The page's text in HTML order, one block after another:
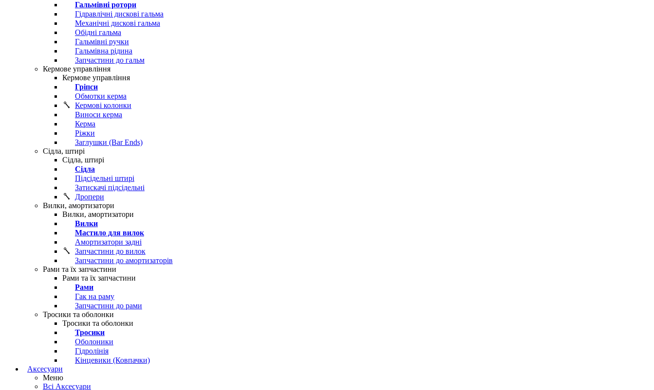
Гальмівні ротори
Гідравлічні дискові гальма
Механічні дискові гальма
Обідні гальма
Гальмівні ручки
Гальмівна рідина
Запчастини до гальм
Кермове управління
Кермове управління
Гріпси
Обмотки керма
Кермові колонки
Виноси керма
Керма
Ріжки
Заглушки (Bar Ends)
Сідла, штирі
Сідла, штирі
Сідла
Підсідельні штирі
Затискачі підсідельні
Дропери
Вилки, амортизатори
Вилки, амортизатори
Вилки
Мастило для вилок
Амортизатори задні
Запчастини до вилок
Запчастини до амортизаторів
Рами та їх запчастини
Рами та їх запчастини
Рами
Гак на раму
Запчастини до рами
Тросики та оболонки
Тросики та оболонки
Тросики
Оболоники
Гідролінія
Кінцевики (Ковпачки)
Аксесуари
Меню
Всі Аксесуари